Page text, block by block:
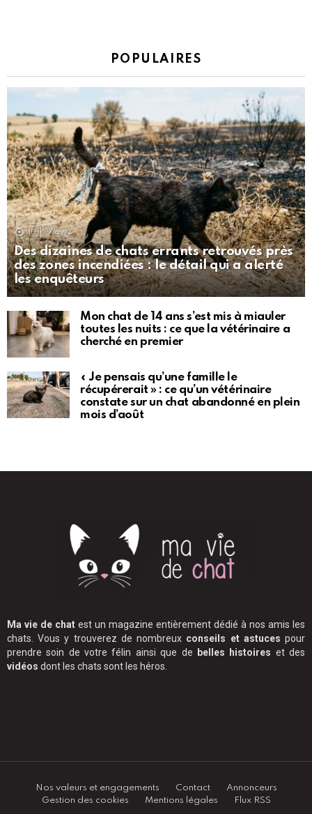
POPULAIRES
1.3k Views
Des dizaines de chats errants retrouvés près
des zones incendiées : le détail qui a alerté
les enquêteurs
Mon chat de 14 ans s’est mis à miauler
toutes les nuits : ce que la vétérinaire a
cherché en premier
« Je pensais qu’une famille le
récupérerait » : ce qu’un vétérinaire
constate sur un chat abandonné en plein
mois d’août
Ma vie de chat est un magazine entièrement dédié à nos amis les
chats. Vous y trouverez de nombreux conseils et astuces pour
prendre soin de votre félin ainsi que de belles histoires et des
vidéos dont les chats sont les héros.
Nos valeurs et engagements Contact
Annonceurs
Gestion des cookies
Mentions légales Flux RSS